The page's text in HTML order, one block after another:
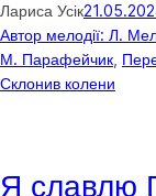
Лариса Усік
Автор мелодії: Л.
М. Парафейчик
Склонив колени
Я славлю